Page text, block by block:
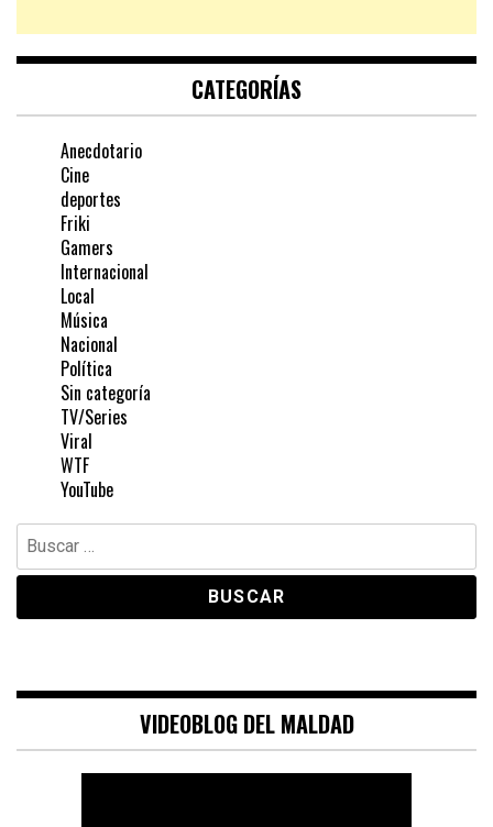
CATEGORÍAS
Anecdotario
Cine
deportes
Friki
Gamers
Internacional
Local
Música
Nacional
Política
Sin categoría
TV/Series
Viral
WTF
YouTube
Buscar:
VIDEOBLOG DEL MALDAD